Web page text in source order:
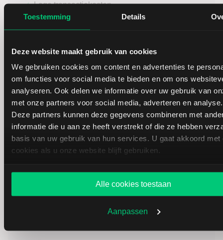
Toestemming Details
Deze website maakt gebruik van cookies
We gebruiken cookies om content en advertenties te
om functies voor social media te bieden en om ons
analyseren. Ook delen we informatie over uw gebruik van
met onze partners voor social media, adverteren en analyse.
Deze partners kunnen deze gegevens combineren met
informatie die u aan ze heeft verstrekt of die ze hebben
basis van uw gebruik van hun services. U gaat akkoord met
cookies als u onze website blijft gebruiken.
Alle cookies toestaan
Aanpassen
Lage transactiekosten
Opties vanaf € 1,75 aandelen vanaf € 6,00
Volumekorting voor actieve handelaren*
Service, educatie & inspiratie
Persoonlijke & vakkundige service
Uitgebreid Service Center
Masterclasses & deskundige analyses
klantendesk@lynx.be